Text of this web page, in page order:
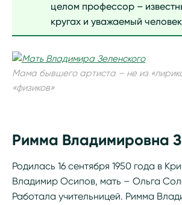
целом профессор –
кругах и уважаемый
Мама бывшего артиста – не из
«физиков»
Римма Владимировна
Родилась 16 сентября 1950 года в
Владимир Осипов, мать – Ольга
Работала учительницей. Римма